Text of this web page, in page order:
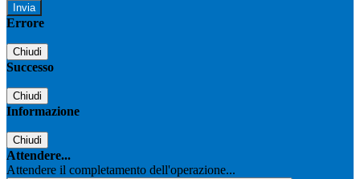
Errore
Chiudi
Successo
Chiudi
Informazione
Chiudi
Attendere...
Attendere il completamento dell'operazione...